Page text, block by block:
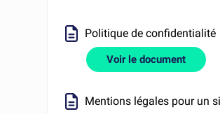
Politique de confidentialité
Voir le document
Mentions légales pour un